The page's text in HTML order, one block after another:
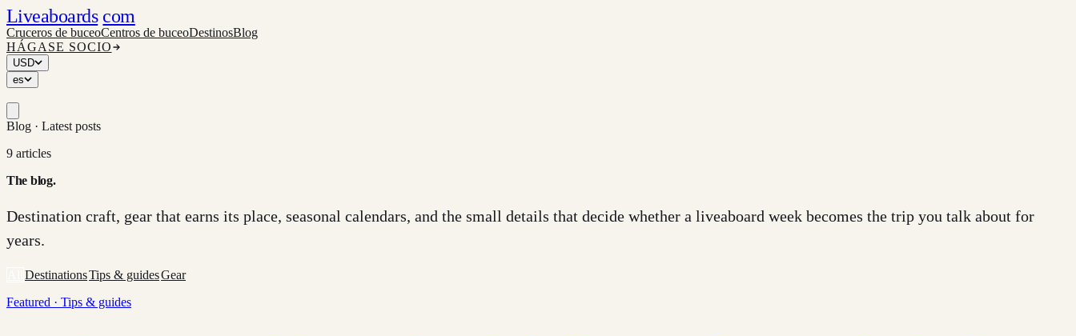
Liveaboards com
Cruceros de buceoCentros de buceoDestinosBlog
HÁGASE SOCIO
USD
es
Blog · Latest posts
9 articles
The blog.
Destination craft, gear that earns its place, seasonal calendars, and the small details that decide whether a liveaboard week becomes the trip you talk about for
years.
DestinationsTips & guidesGear
Featured · Tips & guides